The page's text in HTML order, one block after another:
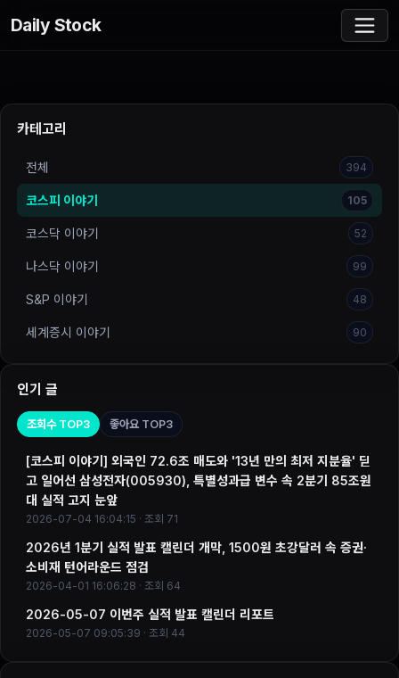
Daily Stock
카테고리
전체 394
코스피 이야기 105
코스닥 이야기 52
나스닥 이야기 99
S&P 이야기 48
세계증시 이야기 90
인기 글
조회수 TOP3 좋아요 TOP3
[코스피 이야기] 외국인 72.6조 매도와 '13년 만의 최저 지분율' 딛
고 일어선 삼성전자(005930), 특별성과급 변수 속 2분기 85조원
대 실적 고지 눈앞
2026-07-04 16:04:15 · 조회 71
2026년 1분기 실적 발표 캘린더 개막, 1500원 초강달러 속 증권·
소비재 턴어라운드 점검
2026-04-01 16:06:28 · 조회 64
2026-05-07 이번주 실적 발표 캘린더 리포트
2026-05-07 09:05:39 · 조회 44